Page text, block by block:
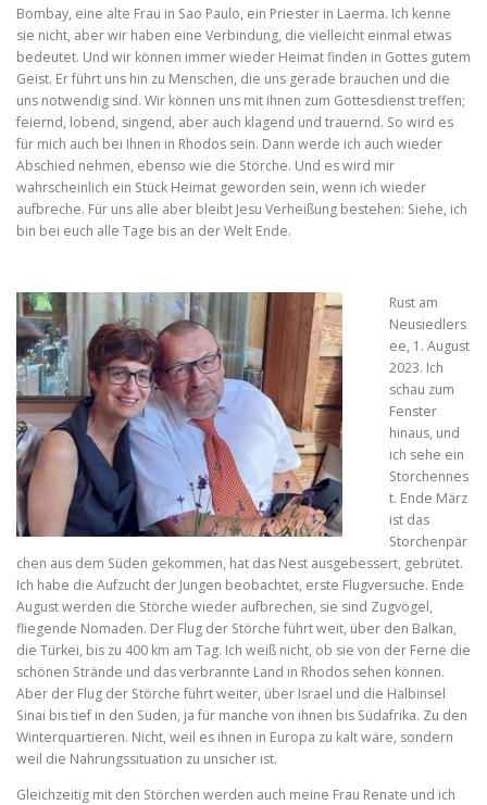
Bombay, eine alte Frau in Sao Paulo, ein Priester in Laerma. Ich kenne
sie nicht, aber wir haben eine Verbindung, die vielleicht einmal etwas
bedeutet. Und wir können immer wieder Heimat finden in Gottes gutem
Geist. Er führt uns hin zu Menschen, die uns gerade brauchen und die
uns notwendig sind. Wir können uns mit ihnen zum Gottesdienst treffen;
feiernd, lobend, singend, aber auch klagend und trauernd. So wird es
für mich auch bei Ihnen in Rhodos sein. Dann werde ich auch wieder
Abschied nehmen, ebenso wie die Störche. Und es wird mir
wahrscheinlich ein Stück Heimat geworden sein, wenn ich wieder
aufbreche. Für uns alle aber bleibt Jesu Verheißung bestehen: Siehe, ich
bin bei euch alle Tage bis an der Welt Ende.
Rust am
Neusiedlers
ee, 1. August
2023. Ich
schau zum
Fenster
hinaus, und
ich sehe ein
Storchennes
t. Ende März
ist das
Storchenpär
chen aus dem Süden gekommen, hat das Nest ausgebessert, gebrütet.
Ich habe die Aufzucht der Jungen beobachtet, erste Flugversuche. Ende
August werden die Störche wieder aufbrechen, sie sind Zugvögel,
fliegende Nomaden. Der Flug der Störche führt weit, über den Balkan,
die Türkei, bis zu 400 km am Tag. Ich weiß nicht, ob sie von der Ferne die
schönen Strände und das verbrannte Land in Rhodos sehen können.
Aber der Flug der Störche führt weiter, über Israel und die Halbinsel
Sinai bis tief in den Süden, ja für manche von ihnen bis Südafrika. Zu den
Winterquartieren. Nicht, weil es ihnen in Europa zu kalt wäre, sondern
weil die Nahrungssituation zu unsicher ist.
Gleichzeitig mit den Störchen werden auch meine Frau Renate und ich